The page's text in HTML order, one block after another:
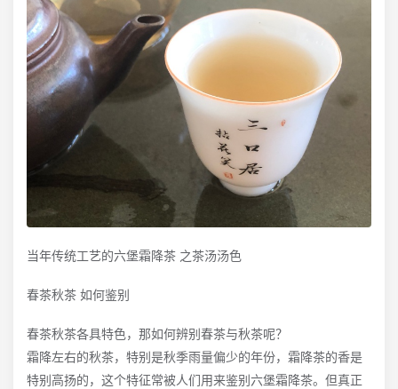
当年传统工艺的六堡霜降茶 之茶汤汤色
春茶秋茶 如何鉴别
春茶秋茶各具特色，那如何辨别春茶与秋茶呢？
霜降左右的秋茶，特别是秋季雨量偏少的年份，霜降茶的香是
特别高扬的，这个特征常被人们用来鉴别六堡霜降茶。但真正